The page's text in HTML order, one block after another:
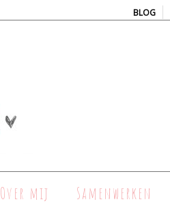
BLOG |
Over mij Samenwerken